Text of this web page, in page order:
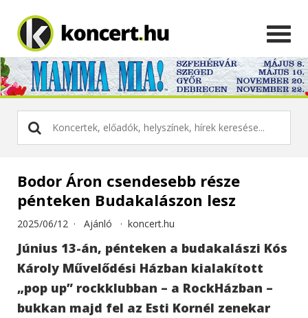
Bodor Áron csendesebb része
pénteken Budakalászon lesz
2025/06/12 · Ajánló · koncert.hu
Június 13-án, pénteken a budakalászi Kós
Károly Művelődési Házban kialakított
„pop up” rockklubban – a RockHázban –
bukkan majd fel az Esti Kornél zenekar